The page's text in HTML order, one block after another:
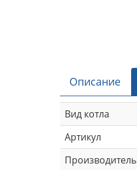
Описание
Вид котла
Артикул
Производитель